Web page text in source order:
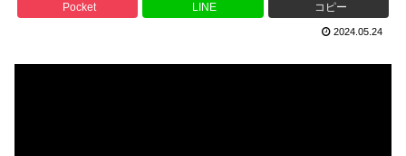
Pocket LINE コピー
2024.05.24